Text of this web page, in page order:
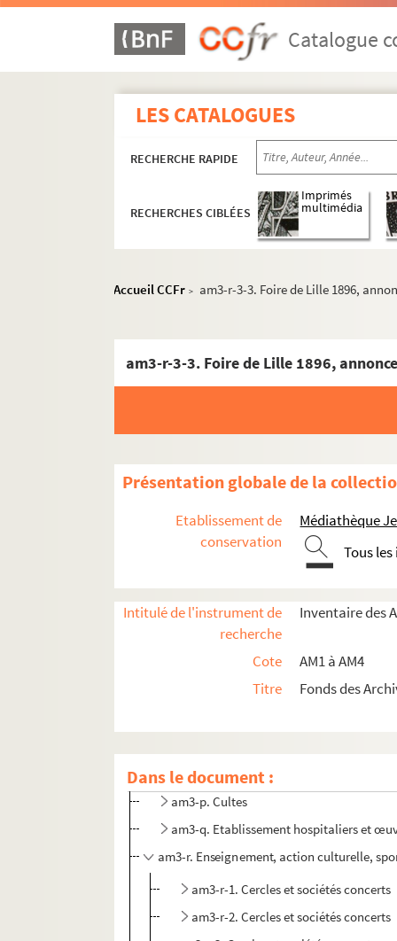
Catalogue
LES CATALOGUES
RECHERCHE RAPIDE
RECHERCHES CIBLÉES
Imprimés
multimédia
Accueil CCFr > am3-r-3-3. Foire de Lille 1896,
am3-r-3-3. Foire de Lille 1896,
Présentation globale de la
Etablissement de
conservation
Médiathèque
Tous
Intitulé de l'instrument de
recherche
Inventaire des
Cote
AM1 à AM4
Titre
Fonds des
Dans le document :
am1. Familles
am2. Communes par ordre alphabétique
am3. Archives de Lille
am3-d. Administration générale
am3-g. Administrations financières
am3h. Affaires militaires
am3-i. Police, hygiène publique, justice
am3-ia1. Archives de la police de Lille -
am3-o. Travaux publics
am3-p. Cultes
am3-q. Etablissement hospitaliers et
am3-r. Enseignement, action culturelle,
am3-r-1. Cercles et sociétés concerts
am3-r-2. Cercles et sociétés concerts